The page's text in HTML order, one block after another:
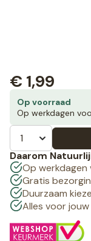
Op voorraad
Op werkdagen
€ 1,99
Daarom
Op werkdagen
Gratis
Duurzaam
Alles voor